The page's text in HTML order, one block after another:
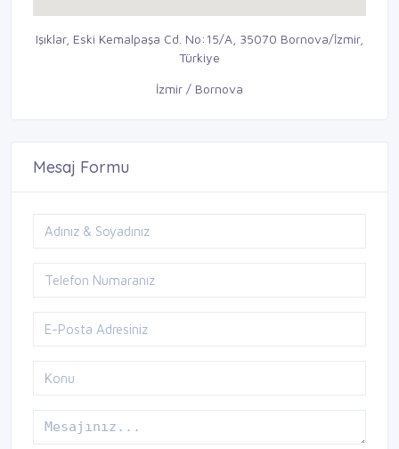
Işıklar, Eski Kemalpaşa Cd. No:15/A, 35070 Bornova/İzmir,
Türkiye
İzmir / Bornova
Mesaj Formu